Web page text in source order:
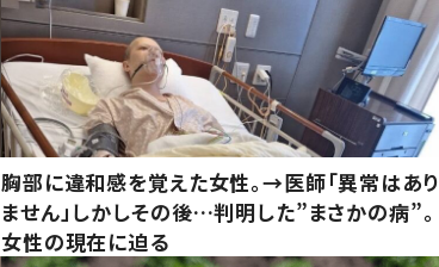
胸部に違和感を覚えた女性。→医師「異常はあり
ません」しかしその後…判明した”まさかの病”。
女性の現在に迫る